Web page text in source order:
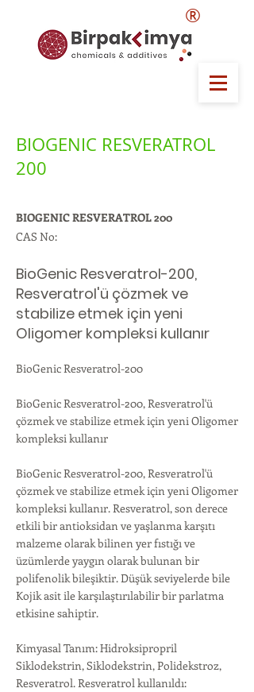
®
BIOGENIC RESVERATROL
200
BIOGENIC RESVERATROL 200
CAS No:
BioGenic Resveratrol-200,
Resveratrol'ü çözmek ve
stabilize etmek için yeni
Oligomer kompleksi kullanır
BioGenic Resveratrol-200
BioGenic Resveratrol-200, Resveratrol'ü
çözmek ve stabilize etmek için yeni Oligomer
kompleksi kullanır
BioGenic Resveratrol-200, Resveratrol'ü
çözmek ve stabilize etmek için yeni Oligomer
kompleksi kullanır. Resveratrol, son derece
etkili bir antioksidan ve yaşlanma karşıtı
malzeme olarak bilinen yer fıstığı ve
üzümlerde yaygın olarak bulunan bir
polifenolik bileşiktir. Düşük seviyelerde bile
Kojik asit ile karşılaştırılabilir bir parlatma
etkisine sahiptir.
Kimyasal Tanım: Hidroksipropril
Siklodekstrin, Siklodekstrin, Polidekstroz,
Resveratrol. Resveratrol kullanıldı: